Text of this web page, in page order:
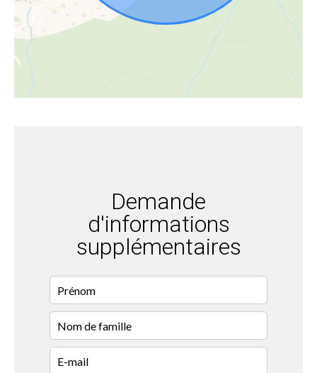
Demande
d'informations
supplémentaires